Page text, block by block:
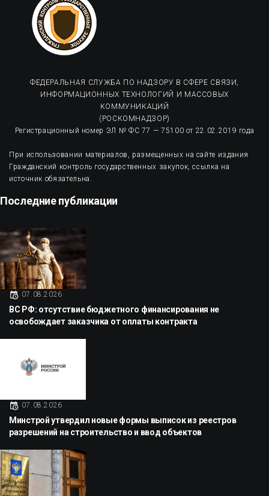
ФЕДЕРАЛЬНАЯ СЛУЖБА ПО НАДЗОРУ В СФЕРЕ СВЯЗИ,
ИНФОРМАЦИОННЫХ ТЕХНОЛОГИЙ И МАССОВЫХ
КОММУНИКАЦИЙ
(РОСКОМНАДЗОР)
Регистрационный номер ЭЛ № ФС 77 — 75100 от 22.02.2019 года
При использовании материалов, размещенных на сайте издания
Гражданский контроль государственных закупок, ссылка на
источник обязательна.
Последние публикации
07.08.2026
ВС РФ: отсутствие бюджетного финансирования не
освобождает заказчика от оплаты контракта
07.08.2026
Минстрой утвердил новые формы выписок из реестров
разрешений на строительство и ввод объектов